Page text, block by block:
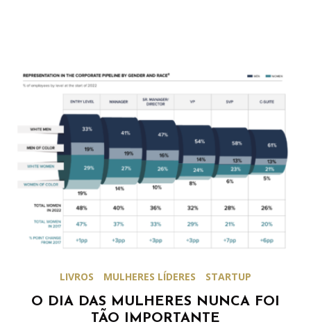
LIVROS MULHERES LÍDERES STARTUP
O DIA DAS MULHERES NUNCA FOI
TÃO IMPORTANTE